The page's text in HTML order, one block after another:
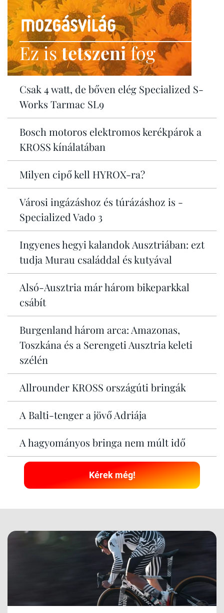
Ez istetszenifog
Csak 4 watt, de bőven elég Specialized S-
Works Tarmac SL9
Bosch motoros elektromos kerékpárok a
KROSS kínálatában
Milyen cipő kell HYROX-ra?
Városi ingázáshoz és túrázáshoz is -
Specialized Vado 3
Ingyenes hegyi kalandok Ausztriában: ezt
tudja Murau családdal és kutyával
Alsó-Ausztria már három bikeparkkal
csábít
Burgenland három arca: Amazonas,
Toszkána és a Serengeti Ausztria keleti
szélén
Allrounder KROSS országúti bringák
A Balti-tenger a jövő Adriája
A hagyományos bringa nem múlt idő
Kérek még!